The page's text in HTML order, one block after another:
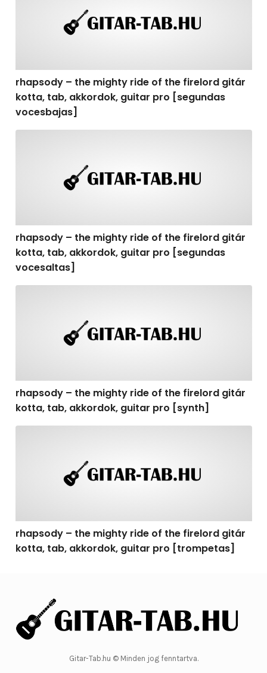
rhapsody – the mighty ride of the firelord gitár
kotta, tab, akkordok, guitar pro [segundas
vocesbajas]
rhapsody – the mighty ride of the firelord gitár
kotta, tab, akkordok, guitar pro [segundas
vocesaltas]
rhapsody – the mighty ride of the firelord gitár
kotta, tab, akkordok, guitar pro [synth]
rhapsody – the mighty ride of the firelord gitár
kotta, tab, akkordok, guitar pro [trompetas]
Gitar-Tab.hu © Minden jog fenntartva.